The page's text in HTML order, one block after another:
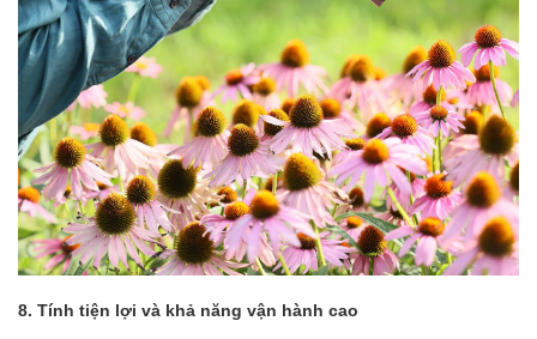
8. Tính tiện lợi và khả năng vận hành cao